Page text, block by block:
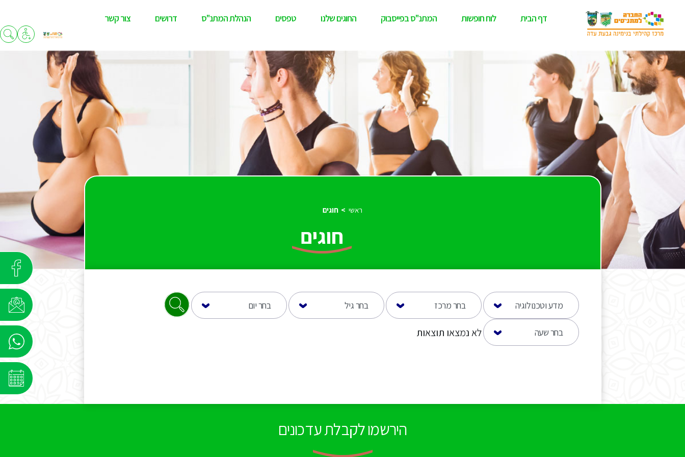
דף הבית לוח חופשות המתנ"ס בפייסבוק החוגים שלנו טפסים הנהלת המתנ"ס דרושים צור קשר
ראשי חוגים
חוגים
לא נמצאו תוצאות
הירשמו לקבלת עדכונים